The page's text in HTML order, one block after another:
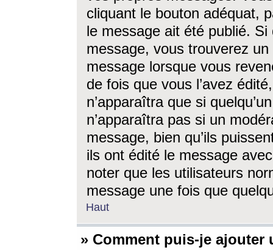
cliquant le bouton adéquat,
le message ait été publié. Si
message, vous trouverez
message lorsque vous
de fois que vous l’avez
n’apparaîtra que si
n’apparaîtra pas si un
message, bien qu’ils
ils ont édité le message
noter que les utilisateurs
message une fois que
Haut
» Comment puis-je ajouter